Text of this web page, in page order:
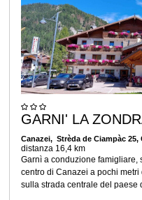
GARNI' LA
Canazei, Strèda de Ciampàc 25,
distanza 16,4 km
Garnì a conduzione famigliare,
centro di Canazei a pochi
sulla strada centrale del paese